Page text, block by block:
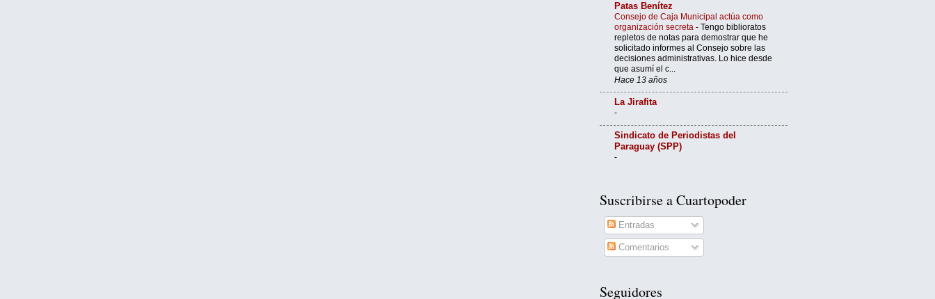
Patas Benítez
Consejo de Caja Municipal actúa como
organización secreta - Tengo biblioratos
repletos de notas para demostrar que he
solicitado informes al Consejo sobre las
decisiones administrativas. Lo hice desde
que asumí el c...
Hace 13 años
La Jirafita
-
Sindicato de Periodistas del
Paraguay (SPP)
-
Suscribirse a Cuartopoder
Entradas
Comentarios
Seguidores